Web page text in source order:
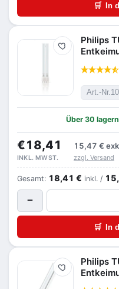
🛒 In
Merken
Philips
Art.-Nr.
Über 30
€18,41 15,47 €
INKL. MWST. zzgl. Versand
Gesamt: 18,41 € inkl. /
−
🛒 In
Merken
Philips